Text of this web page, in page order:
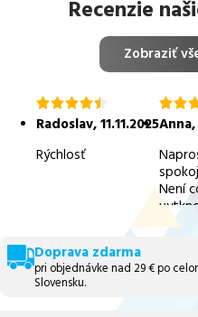
Recenzie
Zobraziť
hodnotenie
4.5
5
Radoslav,11.11.2025
Rýchlosť
5.0
5
Anna,
Není
Doprava zdarma
pri objednávke nad 29 € po
Slovensku.